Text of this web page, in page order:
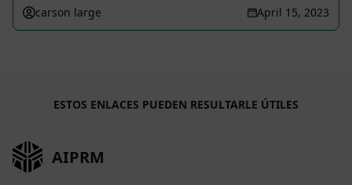
carson large April 15, 2023
ESTOS ENLACES PUEDEN RESULTARLE ÚTILES
AIPRM